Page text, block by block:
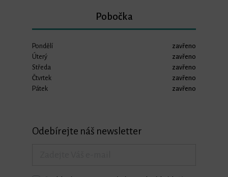
Pobočka
Pondělí
zavřeno
Úterý
zavřeno
Středa
zavřeno
Čtvrtek
zavřeno
Pátek
zavřeno
Odebírejte náš newsletter